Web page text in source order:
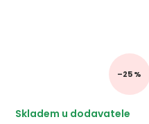
–25 %
Skladem u dodavatele